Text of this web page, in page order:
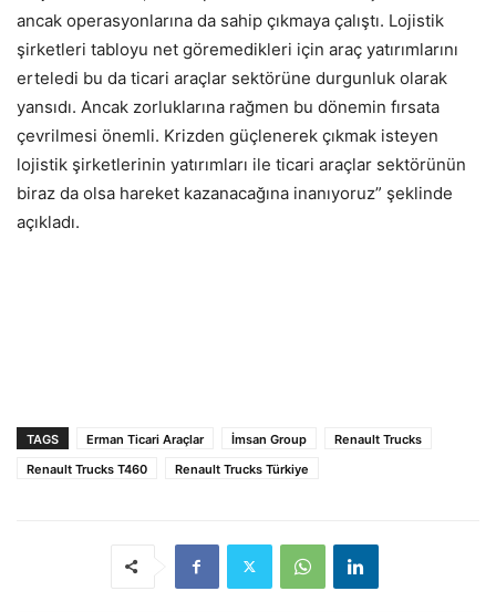
ancak operasyonlarına da sahip çıkmaya çalıştı. Lojistik
şirketleri tabloyu net göremedikleri için araç yatırımlarını
erteledi bu da ticari araçlar sektörüne durgunluk olarak
yansıdı. Ancak zorluklarına rağmen bu dönemin fırsata
çevrilmesi önemli. Krizden güçlenerek çıkmak isteyen
lojistik şirketlerinin yatırımları ile ticari araçlar sektörünün
biraz da olsa hareket kazanacağına inanıyoruz” şeklinde
açıkladı.
TAGS Erman Ticari Araçlar İmsan Group
Renault Trucks
Renault Trucks T460
Renault Trucks Türkiye